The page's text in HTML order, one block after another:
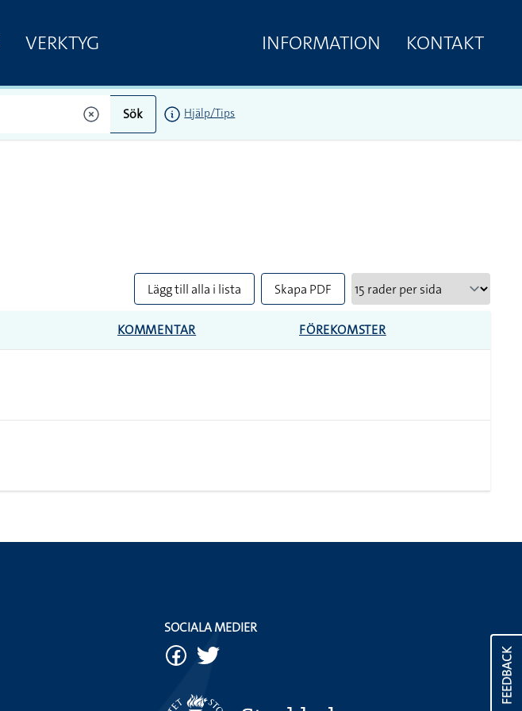
VERKTYG INFORMATION KONTAKT
Sök Hjälp/Tips
Lägg till alla i lista Skapa PDF
KOMMENTAR FÖREKOMSTER
FEEDBACK
SOCIALA MEDIER